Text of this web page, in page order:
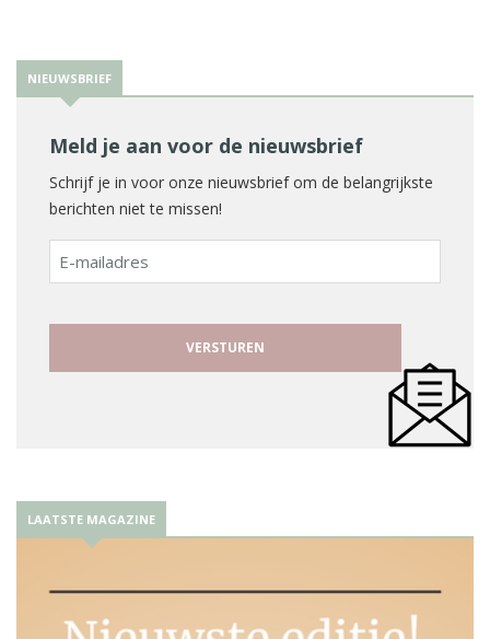
NIEUWSBRIEF
Meld je aan voor de nieuwsbrief
Schrijf je in voor onze nieuwsbrief om de belangrijkste
berichten niet te missen!
E-
mailadres
LAATSTE MAGAZINE